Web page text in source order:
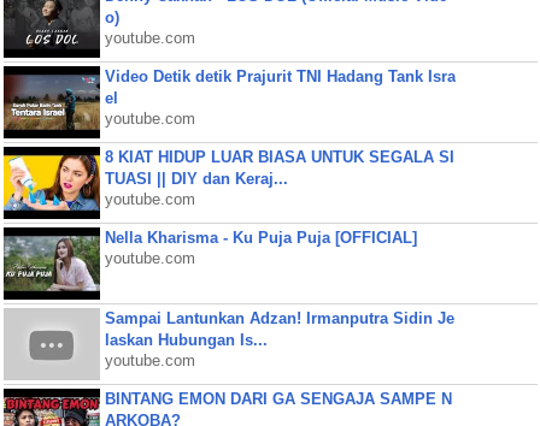
o)
youtube.com
Video Detik detik Prajurit TNI Hadang Tank Isra
el
youtube.com
8 KIAT HIDUP LUAR BIASA UNTUK SEGALA SI
TUASI || DIY dan Keraj...
youtube.com
Nella Kharisma - Ku Puja Puja [OFFICIAL]
youtube.com
Sampai Lantunkan Adzan! Irmanputra Sidin Je
laskan Hubungan Is...
youtube.com
BINTANG EMON DARI GA SENGAJA SAMPE N
ARKOBA?